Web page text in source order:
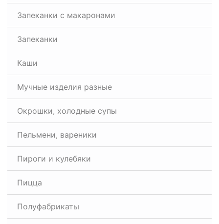
Запеканки с макаронами
Запеканки
Каши
Мучные изделия разные
Окрошки, холодные супы
Пельмени, вареники
Пироги и кулебяки
Пицца
Полуфабрикаты